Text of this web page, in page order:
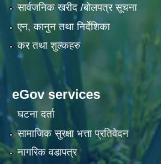
सार्वजनिक खरीद /बोलपत्र सूचना
एन, कानुन तथा निर्देशिका
कर तथा शुल्कहरु
eGov services
घटना दर्ता
सामाजिक सुरक्षा भत्ता प्रतिवेदन
नागरिक वडापत्र